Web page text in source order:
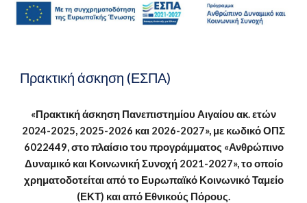
Πρακτική άσκηση (ΕΣΠΑ)
«Πρακτική άσκηση Πανεπιστημίου Αιγαίου ακ. ετών
2024-2025, 2025-2026 και 2026-2027», με κωδικό ΟΠΣ
6022449, στο πλαίσιο του προγράμματος «Ανθρώπινο
Δυναμικό και Κοινωνική Συνοχή 2021-2027», το οποίο
χρηματοδοτείται από το Ευρωπαϊκό Κοινωνικό Ταμείο
(ΕΚΤ) και από Εθνικούς Πόρους.